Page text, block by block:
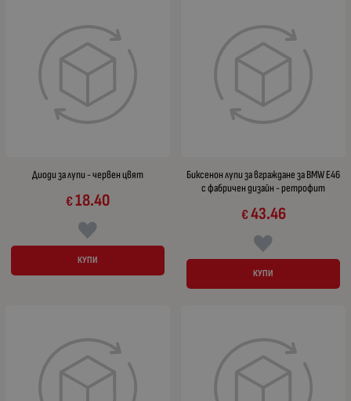
Диоди за лупи - червен цвят
18.40
€
КУПИ
Биксенон лупи за вграждане за BMW E46
с фабричен дизайн - ретрофит
43.46
€
КУПИ